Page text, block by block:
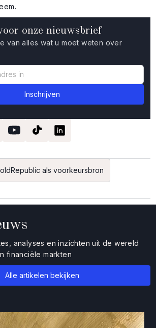
onze nieuwsbrief
van alles wat u moet weten over
als voorkeursbron
analyses en inzichten uit de wereld
financiële markten
Alle artikelen bekijken